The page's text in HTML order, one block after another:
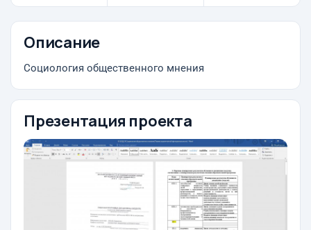
Описание
Социология общественного мнения
Презентация проекта